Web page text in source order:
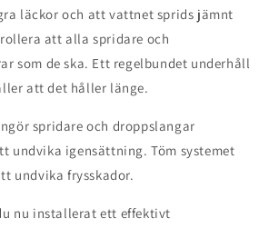
läckor och att vattnet sprids jämnt
att alla spridare och
som de ska. Ett regelbundet underhåll
att det håller länge.
spridare och droppslangar
undvika igensättning. Töm systemet
undvika frysskador.
nu installerat ett effektivt